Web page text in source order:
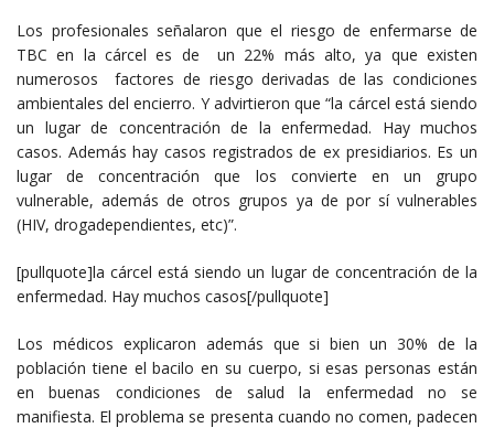
Los profesionales señalaron que el riesgo de enfermarse de
TBC en la cárcel es de un 22% más alto, ya que existen
numerosos factores de riesgo derivadas de las condiciones
ambientales del encierro. Y advirtieron que “la cárcel está siendo
un lugar de concentración de la enfermedad. Hay muchos
casos. Además hay casos registrados de ex presidiarios. Es un
lugar de concentración que los convierte en un grupo
vulnerable, además de otros grupos ya de por sí vulnerables
(HIV, drogadependientes, etc)”.
[pullquote]la cárcel está siendo un lugar de concentración de la
enfermedad. Hay muchos casos[/pullquote]
Los médicos explicaron además que si bien un 30% de la
población tiene el bacilo en su cuerpo, si esas personas están
en buenas condiciones de salud la enfermedad no se
manifiesta. El problema se presenta cuando no comen, padecen